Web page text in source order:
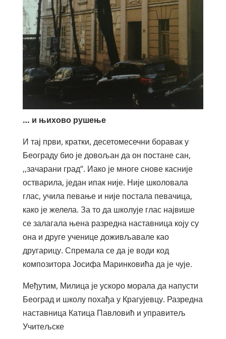
… и њихово рушење
И тај први, кратки, десетомесечни боравак у
Београду био је довољан да он постане сан,
,,зачарани град“. Иако је многе снове касније
остварила, један ипак није. Није школовала
глас, учила певање и није постала певачица,
како је желела. За то да школује глас највише
се залагала њена разредна наставница коју су
она и друге ученице доживљавале као
другарицу. Спремала се да је води код
композитора Јосифа Маринковића да је чује.
Међутим, Милица је ускоро морала да напусти
Београд и школу похађа у Крагујевцу. Разредна
наставница Катица Павловић и управитељ
Учитељске